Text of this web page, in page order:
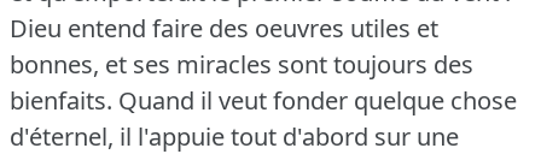
Dieu entend faire des oeuvres utiles et
bonnes, et ses miracles sont toujours des
bienfaits. Quand il veut fonder quelque chose
d'éternel, il l'appuie tout d'abord sur une